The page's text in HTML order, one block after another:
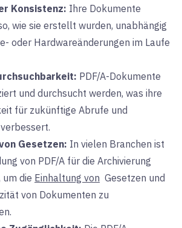
Konsistenz: Ihre Dokumente
wie sie erstellt wurden, unabhängig
oder Hardwareänderungen im Laufe
PDF/A-Dokumente
und durchsucht werden, was ihre
für zukünftige Abrufe und
Gesetzen: In vielen Branchen ist
von PDF/A für die Archivierung
die Einhaltung von Gesetzen und
von Dokumenten zu